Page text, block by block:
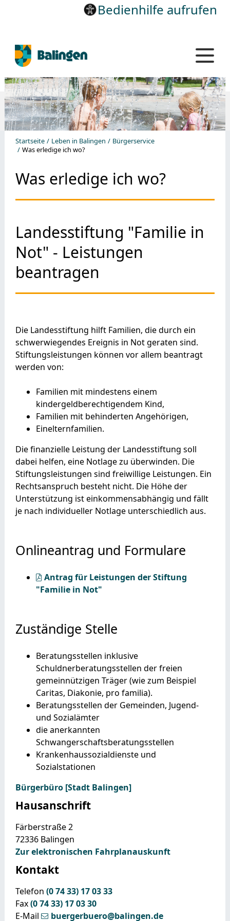
Bedienhilfe aufrufen
Startseite Leben in Balingen
Bürgerservice
Was erledige ich wo?
Was erledige ich wo?
Landesstiftung "Familie in
Not" - Leistungen
beantragen
Die Landesstiftung hilft Familien, die durch ein
schwerwiegendes Ereignis in Not geraten sind.
Stiftungsleistungen können vor allem beantragt
werden von:
Familien mit mindestens einem
kindergeldberechtigendem Kind,
Familien mit behinderten Angehörigen,
Einelternfamilien.
Die finanzielle Leistung der Landesstiftung soll
dabei helfen, eine Notlage zu überwinden. Die
Stiftungsleistungen sind freiwillige Leistungen. Ein
Rechtsanspruch besteht nicht. Die Höhe der
Unterstützung ist einkommensabhängig und fällt
je nach individueller Notlage unterschiedlich aus.
Onlineantrag und Formulare
Antrag für Leistungen der Stiftung
"Familie in Not"
Zuständige Stelle
Beratungsstellen inklusive
Schuldnerberatungsstellen der freien
gemeinnützigen Träger (wie zum Beispiel
Caritas, Diakonie, pro familia).
Beratungsstellen der Gemeinden, Jugend-
und Sozialämter
die anerkannten
Schwangerschaftsberatungsstellen
Krankenhaussozialdienste und
Sozialstationen
Bürgerbüro [Stadt Balingen]
Hausanschrift
Färberstraße 2
72336 Balingen
Zur elektronischen Fahrplanauskunft
Kontakt
Telefon (07433) 170333
Fax(07433) 170330
E-Mail
buergerbuero@balingen.de